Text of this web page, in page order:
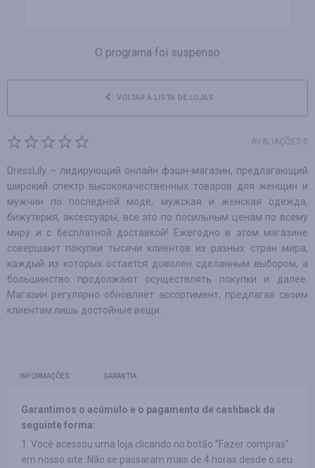
O programa foi suspenso
VOLTAR À LISTA DE LOJAS
AVALIAÇÕES 0
DressLily – лидирующий онлайн фэшн-магазин, предлагающий
широкий спектр высококачественных товаров для женщин и
мужчин по последней моде, мужская и женская одежда,
бижутерия, аксессуары, все это по посильным ценам по всему
миру и с бесплатной доставкой! Ежегодно в этом магазине
совершают покупки тысячи клиентов из разных стран мира,
каждый из которых остается доволен сделанным выбором, а
большинство продолжают осуществлять покупки и далее.
Магазин регулярно обновляет ассортимент, предлагая своим
клиентам лишь достойные вещи.
INFORMAÇÕES GARANTIA
Garantimos o acúmulo e o pagamento de cashback da
seguinte forma:
1. Você acessou uma loja clicando no botão "Fazer compras"
em nosso site. Não se passaram mais de 4 horas desde o seu